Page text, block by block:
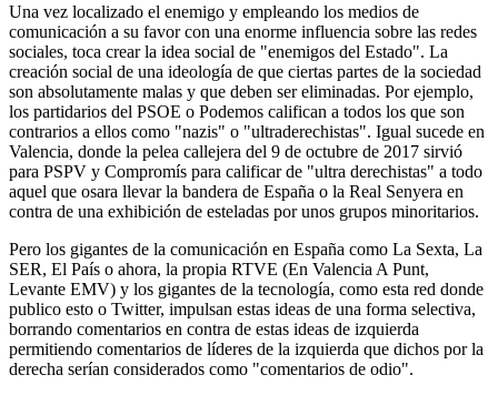
Una vez localizado el enemigo y empleando los medios de
comunicación a su favor con una enorme influencia sobre las redes
sociales, toca crear la idea social de "enemigos del Estado". La
creación social de una ideología de que ciertas partes de la sociedad
son absolutamente malas y que deben ser eliminadas. Por ejemplo,
los partidarios del PSOE o Podemos califican a todos los que son
contrarios a ellos como "nazis" o "ultraderechistas". Igual sucede en
Valencia, donde la pelea callejera del 9 de octubre de 2017 sirvió
para PSPV y Compromís para calificar de "ultra derechistas" a todo
aquel que osara llevar la bandera de España o la Real Senyera en
contra de una exhibición de esteladas por unos grupos minoritarios.
Pero los gigantes de la comunicación en España como La Sexta, La
SER, El País o ahora, la propia RTVE (En Valencia A Punt,
Levante EMV) y los gigantes de la tecnología, como esta red donde
publico esto o Twitter, impulsan estas ideas de una forma selectiva,
borrando comentarios en contra de estas ideas de izquierda
permitiendo comentarios de líderes de la izquierda que dichos por la
derecha serían considerados como "comentarios de odio".